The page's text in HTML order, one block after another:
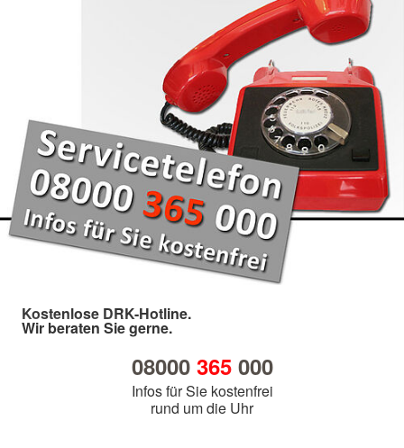
Kostenlose DRK-Hotline.
Wir beraten Sie gerne.
08000 365000
Infos für Sie kostenfrei
rund um die Uhr